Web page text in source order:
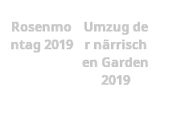
Rosenmo
ntag 2019
Umzug de
r närrisch
en Garden
2019